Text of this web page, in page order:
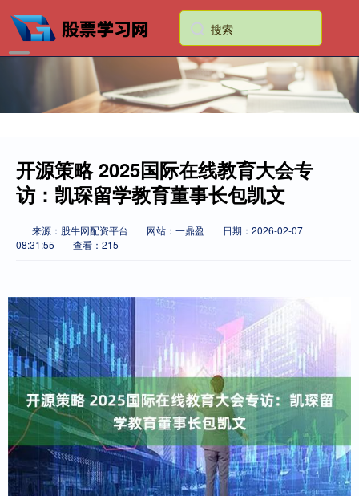
开源策略 2025国际在线教育大会专
访：凯琛留学教育董事长包凯文
来源：股牛网配资平台 网站：一鼎盈
日期：2026-02-07
08:31:55
查看：215